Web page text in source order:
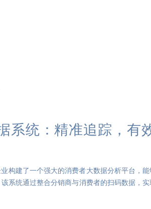
系统：精准追踪，有
构建了一个强大的消费者大数据分析平台，
系统通过整合分销商与消费者的扫码数据，